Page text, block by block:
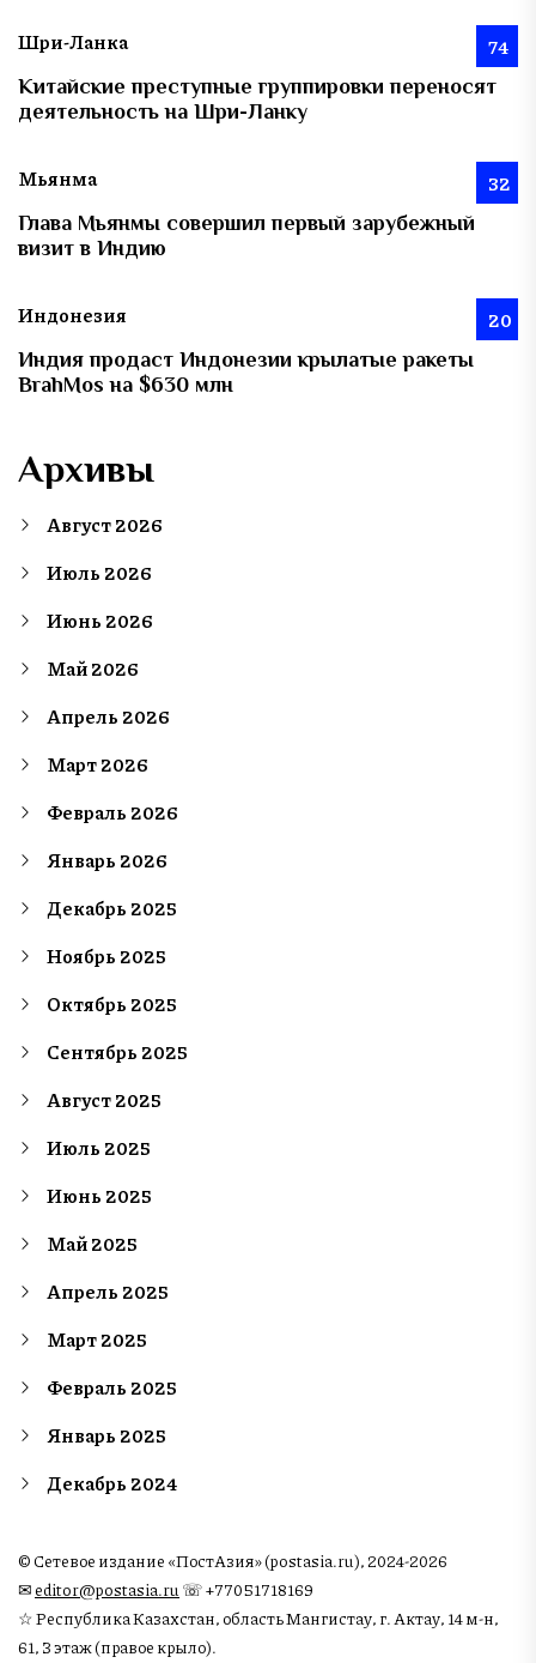
Шри-Ланка 74
Китайские преступные группировки переносят
деятельность на Шри-Ланку
Мьянма 32
Глава Мьянмы совершил первый зарубежный
визит в Индию
Индонезия 20
Индия продаст Индонезии крылатые ракеты
BrahMos на $630 млн
Архивы
Август 2026
Июль 2026
Июнь 2026
Май 2026
Апрель 2026
Март 2026
Февраль 2026
Январь 2026
Декабрь 2025
Ноябрь 2025
Октябрь 2025
Сентябрь 2025
Август 2025
Июль 2025
Июнь 2025
Май 2025
Апрель 2025
Март 2025
Февраль 2025
Январь 2025
Декабрь 2024
© Сетевое издание «ПостАзия» (postasia.ru), 2024-2026
✉︎editor@postasia.ru ☏ +77051718169
☆ Республика Казахстан, область Мангистау, г. Актау, 14 м-н,
61, 3 этаж (правое крыло).